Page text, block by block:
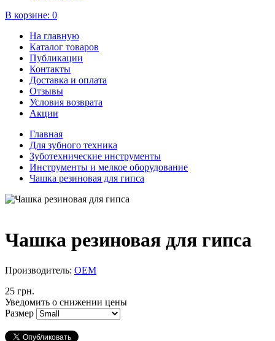
В корзине: 0
На главную
Каталог товаров
Публикации
Контакты
Доставка и оплата
Отзывы
Условия возврата
Акции
Главная
Для зубного техника
Зуботехнические инструменты
Инструменты и мелкое оборудование
Чашка резиновая для гипса
Чашка резиновая для гипса
Производитель: ОЕМ
25 грн.
Уведомить о снижении цены
Размер